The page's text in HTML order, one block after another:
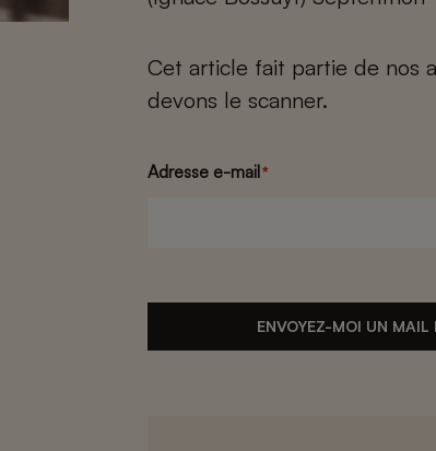
Cet article fait partie de nos
devons le scanner.
Adresse e-mail *
ENVOYEZ-MOI UN